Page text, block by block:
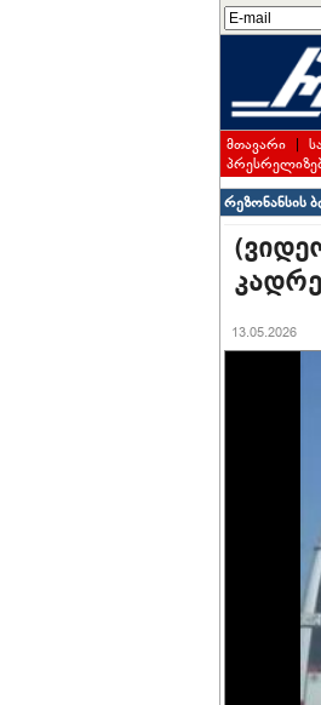
მთავარი |
რეზონანსის
13.05.2026